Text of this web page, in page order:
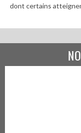
dont certains